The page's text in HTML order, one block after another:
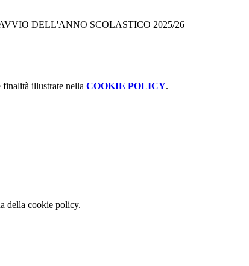
DELL'ANNO SCOLASTICO 2025/26
illustrate nella COOKIE POLICY.
della cookie policy.